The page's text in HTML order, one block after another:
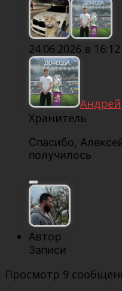
24.06.2026 в 16:12
Андрей
Хранитель
Спасибо,
получилось
Автор
Записи
Просмотр 9